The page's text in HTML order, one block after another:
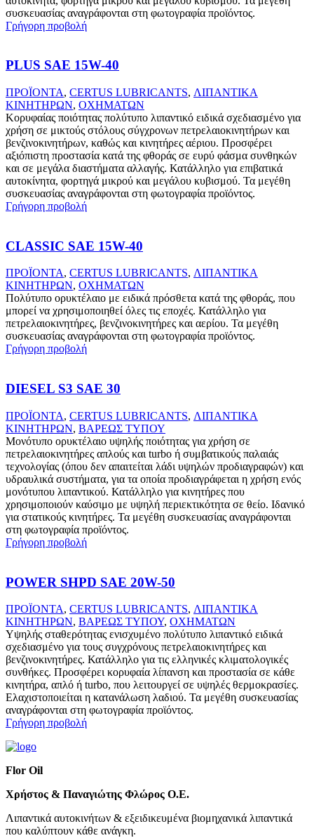
συσκευασίας αναγράφονται στη φωτογραφία προϊόντος.
Γρήγορη προβολή
PLUS SAE 15W-40
ΠΡΟΪΟΝΤΑ, CERTUS LUBRICANTS, ΛΙΠΑΝΤΙΚΑ
ΚΙΝΗΤΗΡΩΝ, ΟΧΗΜΑΤΩΝ
Κορυφαίας ποιότητας πολύτυπο λιπαντικό ειδικά σχεδιασμένο για
χρήση σε μικτούς στόλους σύγχρονων πετρελαιοκινητήρων και
βενζινοκινητήρων, καθώς και κινητήρες αέριου. Προσφέρει
αξιόπιστη προστασία κατά της φθοράς σε ευρύ φάσμα συνθηκών
και σε μεγάλα διαστήματα αλλαγής. Κατάλληλο για επιβατικά
αυτοκίνητα, φορτηγά μικρού και μεγάλου κυβισμού. Τα μεγέθη
συσκευασίας αναγράφονται στη φωτογραφία προϊόντος.
Γρήγορη προβολή
CLASSIC SAE 15W-40
ΠΡΟΪΟΝΤΑ, CERTUS LUBRICANTS, ΛΙΠΑΝΤΙΚΑ
ΚΙΝΗΤΗΡΩΝ, ΟΧΗΜΑΤΩΝ
Πολύτυπο ορυκτέλαιο με ειδικά πρόσθετα κατά της φθοράς, που
μπορεί να χρησιμοποιηθεί όλες τις εποχές. Κατάλληλο για
πετρελαιοκινητήρες, βενζινοκινητήρες και αερίου. Τα μεγέθη
συσκευασίας αναγράφονται στη φωτογραφία προϊόντος.
Γρήγορη προβολή
DIESEL S3 SAE 30
ΠΡΟΪΟΝΤΑ, CERTUS LUBRICANTS, ΛΙΠΑΝΤΙΚΑ
ΚΙΝΗΤΗΡΩΝ, ΒΑΡΕΩΣ ΤΥΠΟΥ
Μονότυπο ορυκτέλαιο υψηλής ποιότητας για χρήση σε
πετρελαιοκινητήρες απλούς και turbo ή συμβατικούς παλαιάς
τεχνολογίας (όπου δεν απαιτείται λάδι υψηλών προδιαγραφών) και
υδραυλικά συστήματα, για τα οποία προδιαγράφεται η χρήση ενός
μονότυπου λιπαντικού. Κατάλληλο για κινητήρες που
χρησιμοποιούν καύσιμο με υψηλή περιεκτικότητα σε θείο. Ιδανικό
για στατικούς κινητήρες. Τα μεγέθη συσκευασίας αναγράφονται
στη φωτογραφία προϊόντος.
Γρήγορη προβολή
POWER SHPD SAE 20W-50
ΠΡΟΪΟΝΤΑ, CERTUS LUBRICANTS, ΛΙΠΑΝΤΙΚΑ
ΚΙΝΗΤΗΡΩΝ, ΒΑΡΕΩΣ ΤΥΠΟΥ, ΟΧΗΜΑΤΩΝ
Υψηλής σταθερότητας ενισχυμένο πολύτυπο λιπαντικό ειδικά
σχεδιασμένο για τους συγχρόνους πετρελαιοκινητήρες και
βενζινοκινητήρες. Κατάλληλο για τις ελληνικές κλιματολογικές
συνθήκες. Προσφέρει κορυφαία λίπανση και προστασία σε κάθε
κινητήρα, απλό ή turbo, που λειτουργεί σε υψηλές θερμοκρασίες.
Ελαχιστοποιείται η κατανάλωση λαδιού. Τα μεγέθη συσκευασίας
αναγράφονται στη φωτογραφία προϊόντος.
Γρήγορη προβολή
Flor Oil
Χρήστος & Παναγιώτης Φλώρος Ο.Ε.
Λιπαντικά αυτοκινήτων & εξειδικευμένα βιομηχανικά λιπαντικά
που καλύπτουν κάθε ανάγκη.